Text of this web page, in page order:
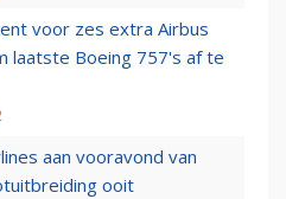
voor zes extra Airbus
laatste Boeing 757's af te
aan vooravond van
ooit